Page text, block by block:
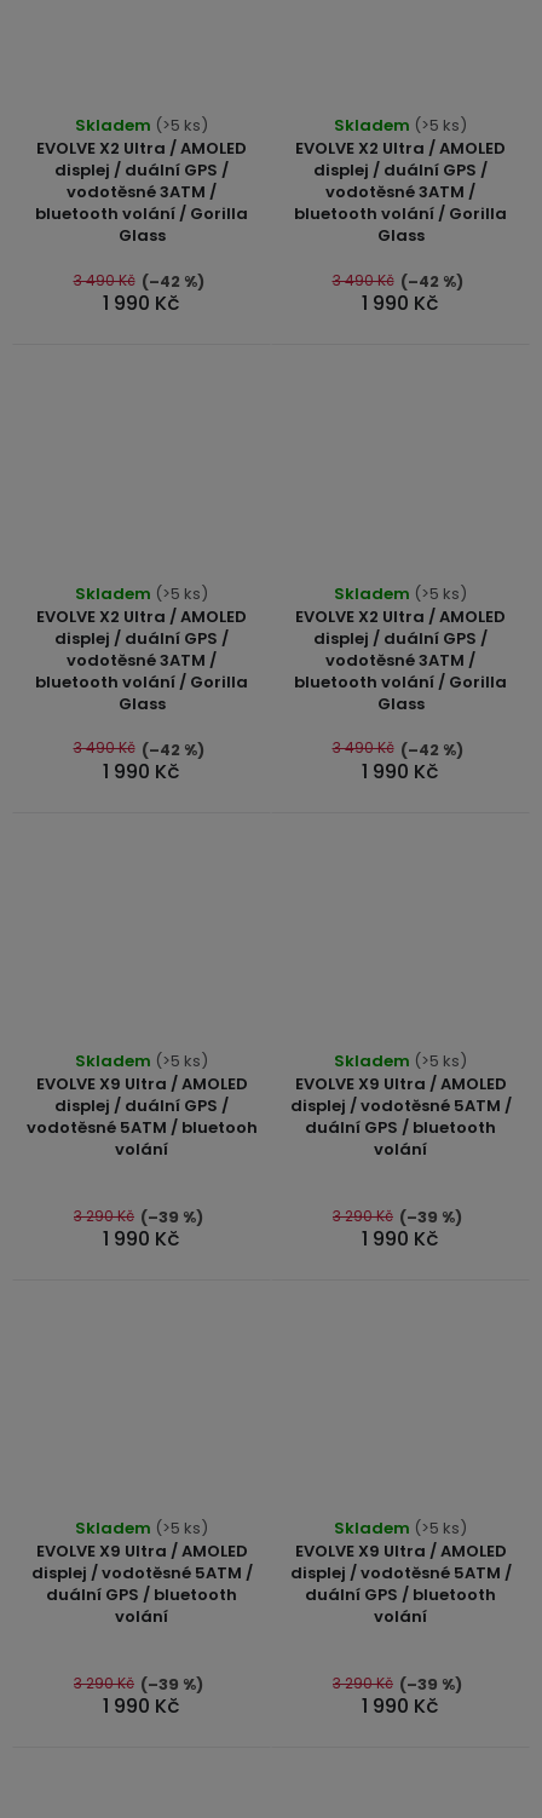
EVOLVE X2 Ultra / AMOLED
displej / duální GPS /
vodotěsné 3ATM /
bluetooth volání / Gorilla
Glass
hodnocení
produktu
je
5,0
5
hvězdiček.
Skladem (>5 ks)
1 990 Kč
3 490 Kč (–42 %)
EVOLVE X2 Ultra / AMOLED
displej / duální GPS /
vodotěsné 3ATM /
bluetooth volání / Gorilla
Glass
Skladem (>5 ks)
1 990 Kč
3 490 Kč (–42 %)
EVOLVE X2 Ultra / AMOLED
displej / duální GPS /
vodotěsné 3ATM /
bluetooth volání / Gorilla
Glass
hodnocení
produktu
je
5,0
5
hvězdiček.
Skladem (>5 ks)
1 990 Kč
3 490 Kč (–42 %)
EVOLVE X2 Ultra / AMOLED
displej / duální GPS /
vodotěsné 3ATM /
bluetooth volání / Gorilla
Glass
hodnocení
produktu
je
5,0
5
hvězdiček.
Skladem (>5 ks)
1 990 Kč
3 490 Kč (–42 %)
EVOLVE X9 Ultra / AMOLED
displej / duální GPS /
vodotěsné 5ATM / bluetooh
volání
hodnocení
produktu
je
5,0
5
hvězdiček.
Skladem (>5 ks)
1 990 Kč
3 290 Kč (–39 %)
EVOLVE X9 Ultra / AMOLED
displej / vodotěsné 5ATM /
duální GPS / bluetooth
volání
hodnocení
produktu
je
5,0
5
hvězdiček.
Skladem (>5 ks)
1 990 Kč
3 290 Kč (–39 %)
EVOLVE X9 Ultra / AMOLED
displej / vodotěsné 5ATM /
duální GPS / bluetooth
volání
Skladem (>5 ks)
1 990 Kč
3 290 Kč (–39 %)
EVOLVE X9 Ultra / AMOLED
displej / vodotěsné 5ATM /
duální GPS / bluetooth
volání
hodnocení
produktu
je
4,8
5
hvězdiček.
Skladem (>5 ks)
1 990 Kč
3 290 Kč (–39 %)